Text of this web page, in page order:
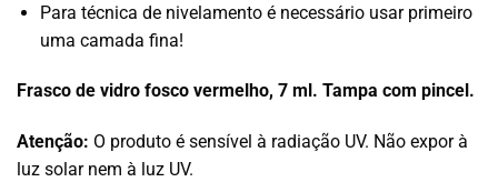
Para técnica de nivelamento é necessário usar primeiro
uma camada fina!
Frasco de vidro fosco vermelho, 7 ml. Tampa com pincel.
Atenção: O produto é sensível à radiação UV. Não expor à
luz solar nem à luz UV.